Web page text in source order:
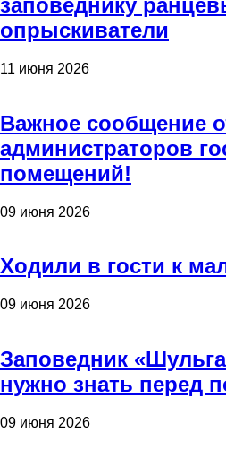
опрыскиватели
11 июня 2026
Важное сообщение
администраторов
помещений!
09 июня 2026
Ходили в гости к
09 июня 2026
Заповедник
нужно знать перед
09 июня 2026